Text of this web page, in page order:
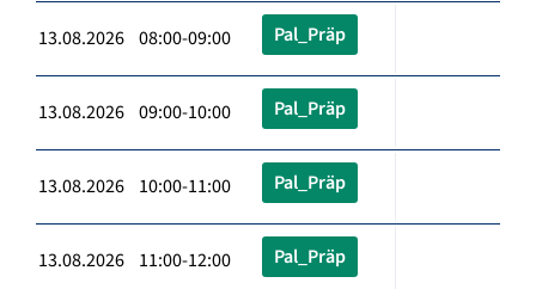
13.08.2026 08:00-09:00 Pal_Präp
13.08.2026 09:00-10:00 Pal_Präp
13.08.2026 10:00-11:00 Pal_Präp
13.08.2026 11:00-12:00 Pal_Präp